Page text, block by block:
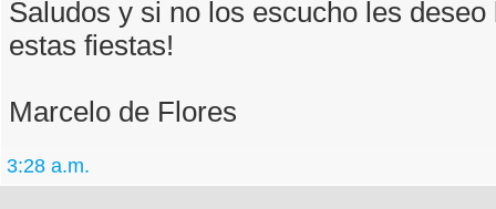
Saludos y si no los escucho les
estas fiestas!
Marcelo de Flores
3:28 a.m.